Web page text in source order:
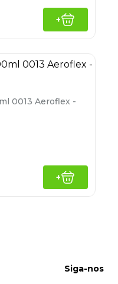
+
0013 Aeroflex -
+
Siga-nos